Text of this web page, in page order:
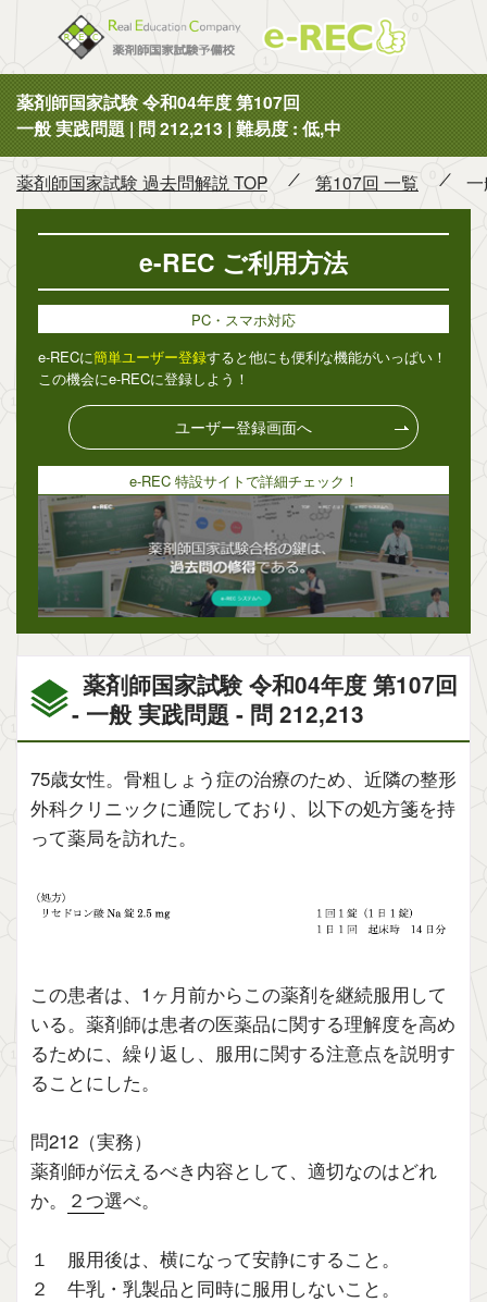
薬剤師国家試験 令和04年度 第107回
一般 実践問題 | 問 212,213 | 難易度 : 低,中
薬剤師国家試験 過去問解説 TOP 第107回 一覧
薬剤師国家試験 令和04年度 第107回
- 一般 実践問題 - 問 212,213
75歳女性。骨粗しょう症の治療のため、近隣の整形
外科クリニックに通院しており、以下の処方箋を持
って薬局を訪れた。
この患者は、1ヶ月前からこの薬剤を継続服用して
いる。薬剤師は患者の医薬品に関する理解度を高め
るために、繰り返し、服用に関する注意点を説明す
ることにした。
問212（実務）
薬剤師が伝えるべき内容として、適切なのはどれ
か。
２つ選べ。
１ 服用後は、横になって安静にすること。
２ 牛乳・乳製品と同時に服用しないこと。
e-REC ご利用方法
PC・スマホ対応
e-RECに簡単ユーザー登録すると他にも便利な機能がいっぱい！
この機会にe-RECに登録しよう！
ユーザー登録画面へ
e-REC 特設サイトで詳細チェック！